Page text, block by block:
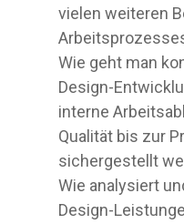
vielen weiteren
Wie geht man
Design-
interne
Qualität bis zur
sichergestellt
Wie analysiert
Design-